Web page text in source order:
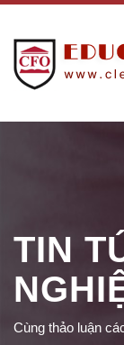
TIN
Cùng thảo luận